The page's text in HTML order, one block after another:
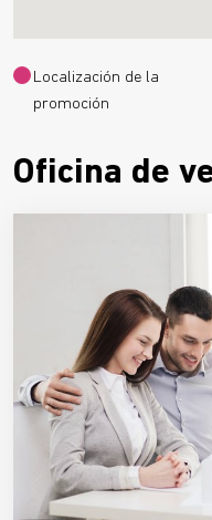
Localización de la
promoción
Oficina de